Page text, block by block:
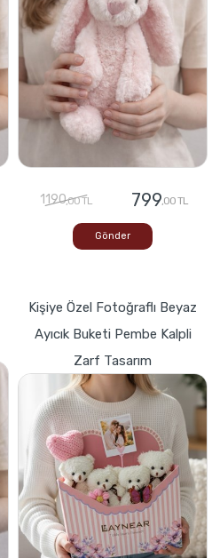
1190,00 TL 799,00 TL
Gönder
Kişiye Özel Fotoğraflı Beyaz
Ayıcık Buketi Pembe Kalpli
Zarf Tasarım